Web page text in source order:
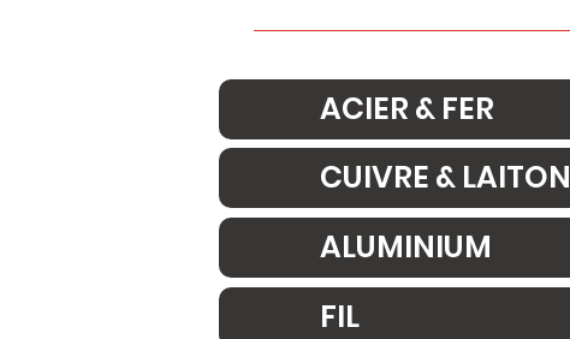
ACIER & FER
CUIVRE & LAITON
ALUMINIUM
FIL